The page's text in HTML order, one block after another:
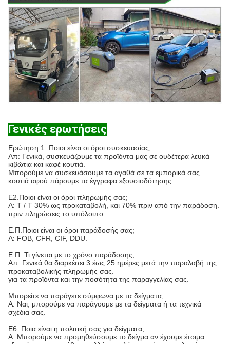
Γενικές ερωτήσεις
Ερώτηση 1: Ποιοι είναι οι όροι συσκευασίας;
Απ: Γενικά, συσκευάζουμε τα προϊόντα μας σε ουδέτερα λευκά
κιβώτια και καφέ κουτιά.
Μπορούμε να συσκευάσουμε τα αγαθά σε τα εμπορικά σας
κουτιά αφού πάρουμε τα έγγραφα εξουσιοδότησης.
Ε2.Ποιοι είναι οι όροι πληρωμής σας;
Α: T / T 30% ως προκαταβολή, και 70% πριν από την παράδοση.
πριν πληρώσεις το υπόλοιπο.
Ε.Π.Ποιοι είναι οι όροι παράδοσής σας;
Α: FOB, CFR, CIF, DDU.
Ε.Π. Τι γίνεται με το χρόνο παράδοσης;
Απ: Γενικά θα διαρκέσει 3 έως 25 ημέρες μετά την παραλαβή της
προκαταβολικής πληρωμής σας.
για τα προϊόντα και την ποσότητα της παραγγελίας σας.
Μπορείτε να παράγετε σύμφωνα με τα δείγματα;
Α: Ναι, μπορούμε να παράγουμε με τα δείγματα ή τα τεχνικά
σχέδια σας.
Ε6: Ποια είναι η πολιτική σας για δείγματα;
Α: Μπορούμε να προμηθεύσουμε το δείγμα αν έχουμε έτοιμα